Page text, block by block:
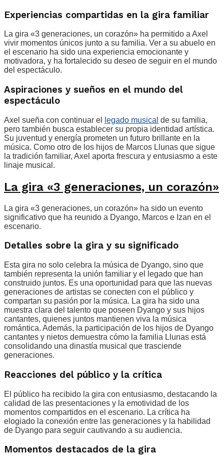
Experiencias compartidas en la gira familiar
La gira «3 generaciones, un corazón» ha permitido a Axel
vivir momentos únicos junto a su familia. Ver a su abuelo en
el escenario ha sido una experiencia emocionante y
motivadora, y ha fortalecido su deseo de seguir en el mundo
del espectáculo.
Aspiraciones y sueños en el mundo del
espectáculo
Axel sueña con continuar el legado musical de su familia,
pero también busca establecer su propia identidad artística.
Su juventud y energía prometen un futuro brillante en la
música. Como otro de los hijos de Marcos Llunas que sigue
la tradición familiar, Axel aporta frescura y entusiasmo a este
linaje musical.
La gira «3 generaciones, un corazón»
La gira «3 generaciones, un corazón» ha sido un evento
significativo que ha reunido a Dyango, Marcos e Izan en el
escenario.
Detalles sobre la gira y su significado
Esta gira no solo celebra la música de Dyango, sino que
también representa la unión familiar y el legado que han
construido juntos. Es una oportunidad para que las nuevas
generaciones de artistas se conecten con el público y
compartan su pasión por la música. La gira ha sido una
muestra clara del talento que poseen Dyango y sus hijos
cantantes, quienes juntos mantienen viva la música
romántica. Además, la participación de los hijos de Dyango
cantantes y nietos demuestra cómo la familia Llunas está
consolidando una dinastía musical que trasciende
generaciones.
Reacciones del público y la crítica
El público ha recibido la gira con entusiasmo, destacando la
calidad de las presentaciones y la emotividad de los
momentos compartidos en el escenario. La crítica ha
elogiado la conexión entre las generaciones y la habilidad
de Dyango para seguir cautivando a su audiencia.
Momentos destacados de la gira